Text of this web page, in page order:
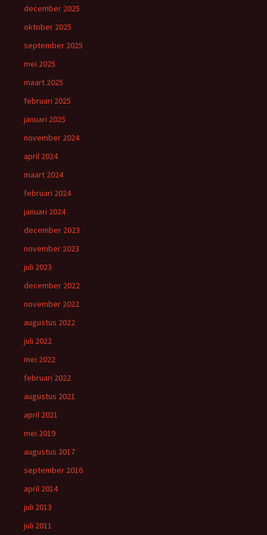
december 2025
oktober 2025
september 2025
mei 2025
maart 2025
februari 2025
januari 2025
november 2024
april 2024
maart 2024
februari 2024
januari 2024
december 2023
november 2023
juli 2023
december 2022
november 2022
augustus 2022
juli 2022
mei 2022
februari 2022
augustus 2021
april 2021
mei 2019
augustus 2017
september 2016
april 2014
juli 2013
juli 2011